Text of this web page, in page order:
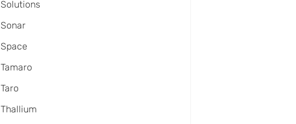
Solutions
Sonar
Space
Tamaro
Taro
Thallium